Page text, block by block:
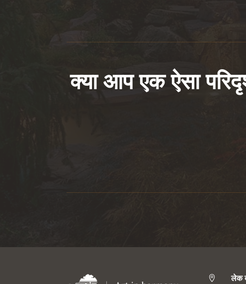
क्या आप एक ऐसा
 लेक